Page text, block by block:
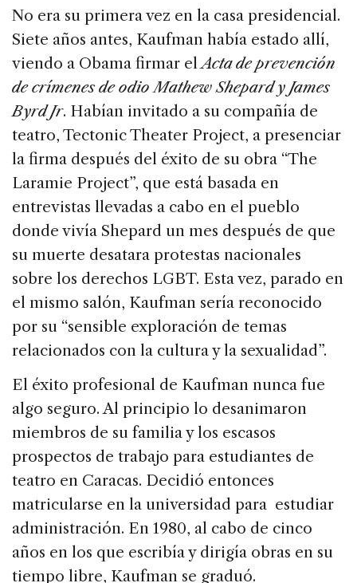
No era su primera vez en la casa presidencial.
Siete años antes, Kaufman había estado allí,
viendo a Obama firmar elActa de prevención
de crímenes de odio Mathew Shepard y James
Byrd Jr. Habían invitado a su compañía de
teatro, Tectonic Theater Project, a presenciar
la firma después del éxito de su obra “The
Laramie Project”, que está basada en
entrevistas llevadas a cabo en el pueblo
donde vivía Shepard un mes después de que
su muerte desatara protestas nacionales
sobre los derechos LGBT. Esta vez, parado en
el mismo salón, Kaufman sería reconocido
por su “sensible exploración de temas
relacionados con la cultura y la sexualidad”.
El éxito profesional de Kaufman nunca fue
algo seguro. Al principio lo desanimaron
miembros de su familia y los escasos
prospectos de trabajo para estudiantes de
teatro en Caracas. Decidió entonces
matricularse en la universidad para estudiar
administración. En 1980, al cabo de cinco
años en los que escribía y dirigía obras en su
tiempo libre, Kaufman se graduó.